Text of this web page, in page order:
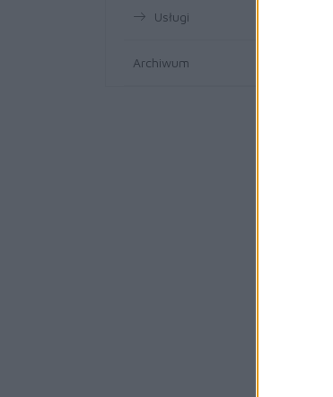
Usługi
Archiwum